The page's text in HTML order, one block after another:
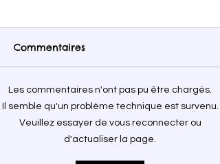
Immersion en forêt
Commentaires
Les commentaires n'ont pas pu être chargés.
Il semble qu'un problème technique est survenu.
Veuillez essayer de vous reconnecter ou
d'actualiser la page.